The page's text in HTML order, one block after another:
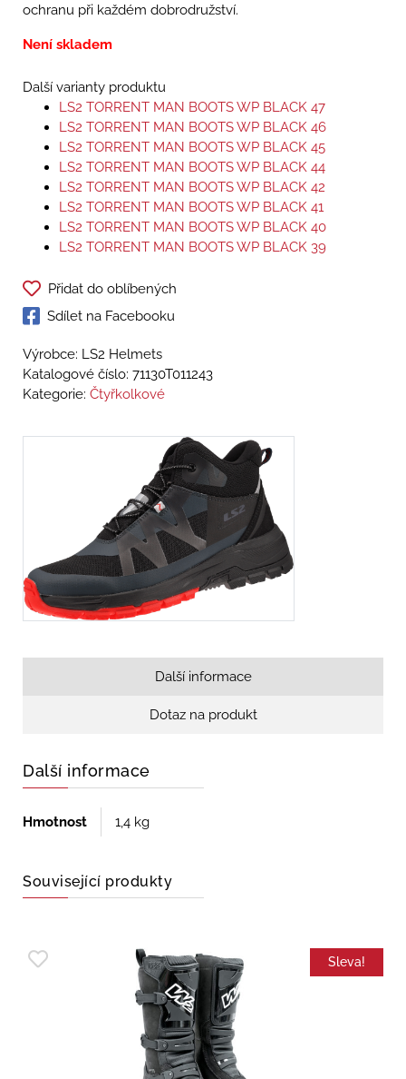
ochranu při každém dobrodružství.
Není skladem
Další varianty produktu
LS2 TORRENT MAN BOOTS WP BLACK 47
LS2 TORRENT MAN BOOTS WP BLACK 46
LS2 TORRENT MAN BOOTS WP BLACK 45
LS2 TORRENT MAN BOOTS WP BLACK 44
LS2 TORRENT MAN BOOTS WP BLACK 42
LS2 TORRENT MAN BOOTS WP BLACK 41
LS2 TORRENT MAN BOOTS WP BLACK 40
LS2 TORRENT MAN BOOTS WP BLACK 39
Přidat do oblíbených
Sdílet na Facebooku
Výrobce: LS2 Helmets
Katalogové číslo: 71130T011243
Kategorie: Čtyřkolkové
Další informace
Dotaz na produkt
Další informace
Hmotnost 1,4 kg
Související produkty
Sleva!